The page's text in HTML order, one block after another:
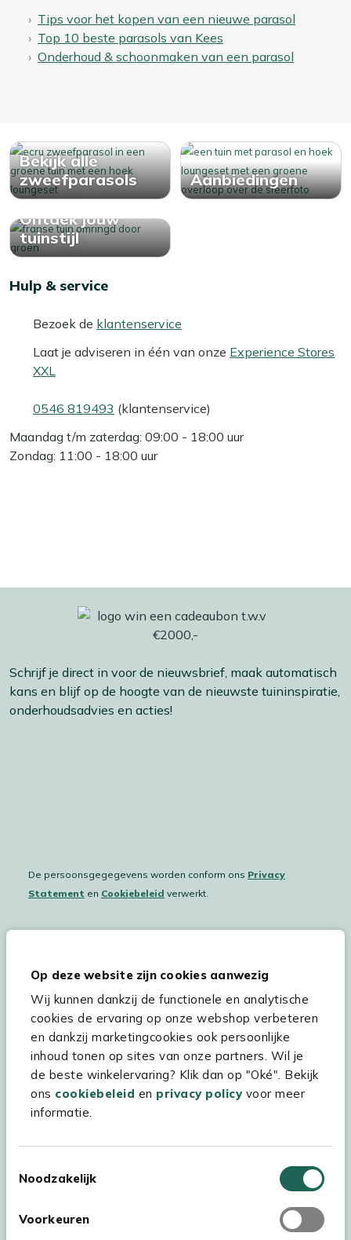
Op deze website zijn cookies aanwezig
Wij kunnen dankzij de functionele en analytische
cookies de ervaring op onze webshop verbeteren
en dankzij marketingcookies ook persoonlijke
inhoud tonen op sites van onze partners. Wil je
de beste winkelervaring? Klik dan op "Oké". Bekijk
ons cookiebeleid en privacy policyvoor meer
informatie.
Noodzakelijk
Voorkeuren
Tips voor het kopen van een nieuwe parasol
Top 10 beste parasols van Kees
Onderhoud & schoonmaken van een parasol
Bekijk alle
zweefparasols
Aanbiedingen
Ontdek jouw
tuinstijl
Hulp & service
Bezoek de klantenservice
Laat je adviseren in één van onze Experience Stores
XXL
0546 819493 (klantenservice)
Maandag t/m zaterdag: 09:00 - 18:00 uur
Zondag: 11:00 - 18:00 uur
Schrijf je direct in voor de nieuwsbrief, maak automatisch
kans en blijf op de hoogte van de nieuwste tuininspiratie,
onderhoudsadvies en acties!
De persoonsgegegevens worden conform ons Privacy
Statement en Cookiebeleid verwerkt.
Hulp & service
Assortiment
Kees Smit Tuinmeubelen
Experience Stores XXL